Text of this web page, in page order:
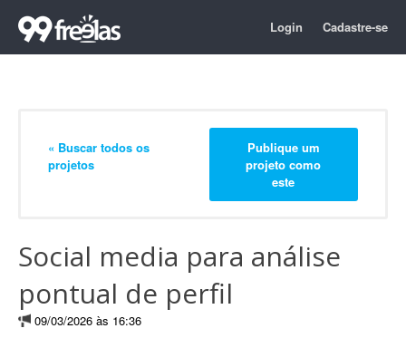
Login Cadastre-se
« Buscar todos os
projetos
Publique um
projeto como
este
Social media para análise
pontual de perfil
09/03/2026 às 16:36